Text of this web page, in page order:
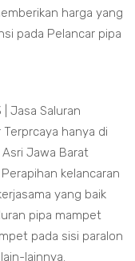
harga yang
pada Pelancar pipa
| Jasa Saluran
Terprcaya hanya di
Asri Jawa Barat
kelancaran
yang baik
pipa mampet
pada sisi paralon
lainnya.